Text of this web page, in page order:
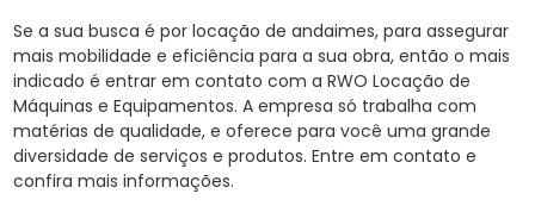
Se a sua busca é por locação de andaimes, para assegurar
mais mobilidade e eficiência para a sua obra, então o mais
indicado é entrar em contato com a RWO Locação de
Máquinas e Equipamentos. A empresa só trabalha com
matérias de qualidade, e oferece para você uma grande
diversidade de serviços e produtos. Entre em contato e
confira mais informações.